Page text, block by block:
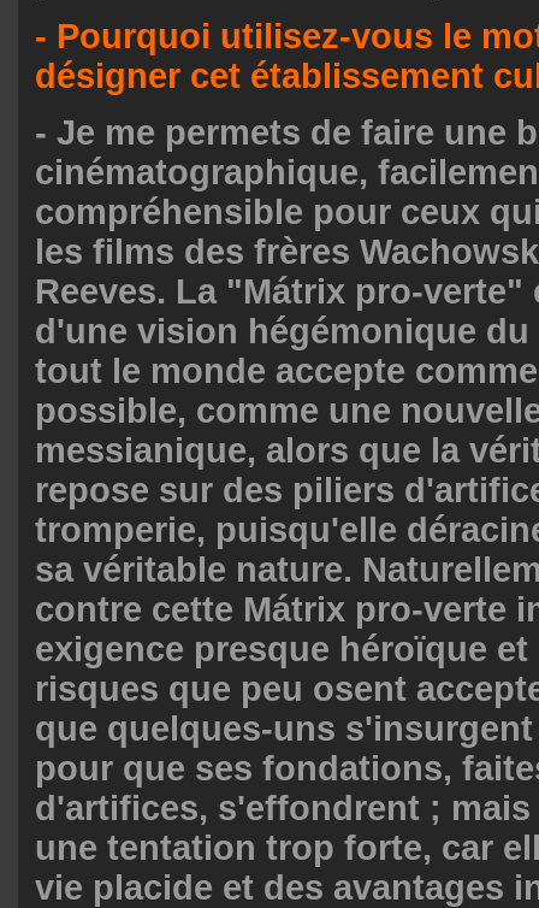
- Pourquoi utilisez-vous le
désigner cet établissement
- Je me permets de faire une
cinématographique,
compréhensible pour ceux
les films des frères
Reeves. La "Mátrix pro-
d'une vision hégémonique du
tout le monde accepte
possible, comme une
messianique, alors que la
repose sur des piliers
tromperie, puisqu'elle
sa véritable nature.
contre cette Mátrix pro-verte
exigence presque héroïque
risques que peu osent
que quelques-uns
pour que ses fondations,
d'artifices, s'effondrent ;
une tentation trop forte, car
vie placide et des avantages